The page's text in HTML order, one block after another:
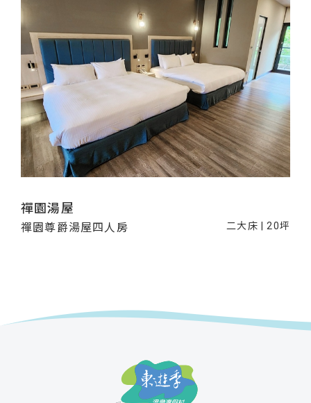
禪園湯屋
禪園尊爵湯屋四人房 二大床 | 20坪